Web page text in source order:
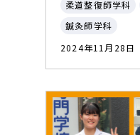
柔道整復師学科
鍼灸師学科
2024年11月28日